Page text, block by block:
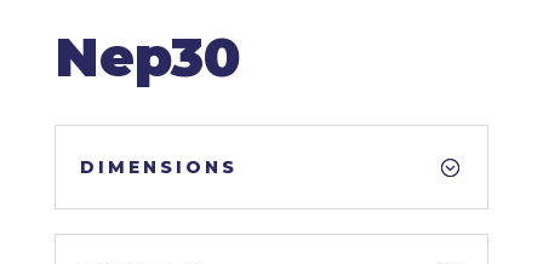
Nep30
DIMENSIONS